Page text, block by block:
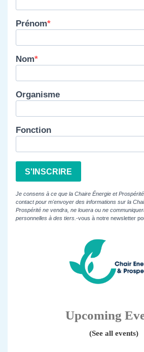
Prénom
Nom
Organisme
Fonction
S'INSCRIRE
Je consens à ce que la Chaire Énergie et
contact pour m'envoyer des informations sur la
Prospérité ne vendra, ne louera ou ne
personnelles à des tiers. -vous à notre newsletter
Upcoming
(See all events)